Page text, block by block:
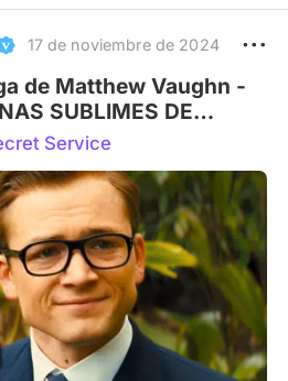
casi como si salieran de
como una película graciosa
17 de noviembre de 2024
de Matthew Vaughn -
SUBLIMES DE
Service